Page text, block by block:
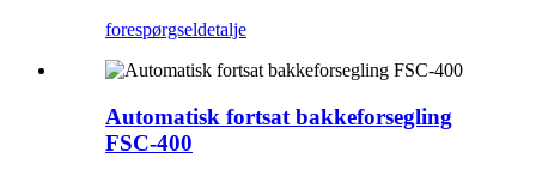
forespørgseldetalje
Automatisk fortsat bakkeforsegling
FSC-400